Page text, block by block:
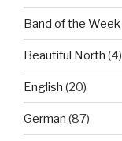
Band of the Week
Beautiful North (4)
English (20)
German (87)